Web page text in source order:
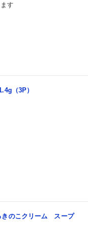
す
（3P）
きのこクリーム スープ